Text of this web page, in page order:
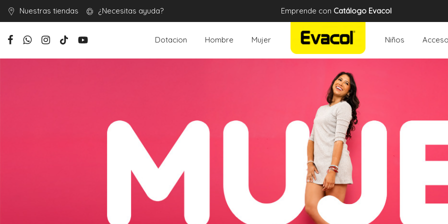
Nuestras tiendas ¿Necesitas ayuda? Emprende con Catálogo Evacol
Dotacion Hombre Mujer Niños